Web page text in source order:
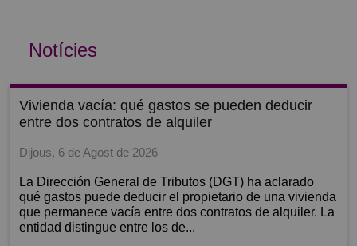
Notícies
vivienda vacía: qué gastos se pueden deducir
entre dos contratos de alquiler
Dijous, 6 de Agost de 2026
La Dirección General de Tributos (DGT) ha aclarado
qué gastos puede deducir el propietario de una vivienda
que permanece vacía entre dos contratos de alquiler. La
entidad distingue entre los de...